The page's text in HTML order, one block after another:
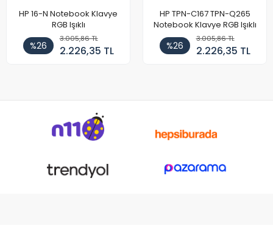
HP 16-N Notebook Klavye
RGB Işıklı
%26
3.005,86 TL
2.226,35 TL
HP TPN-C167 TPN-Q265
Notebook Klavye RGB Işıklı
%26
3.005,86 TL
2.226,35 TL